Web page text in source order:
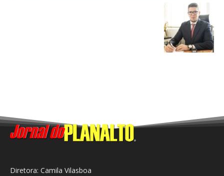
Diretora: Camila Vilasboa